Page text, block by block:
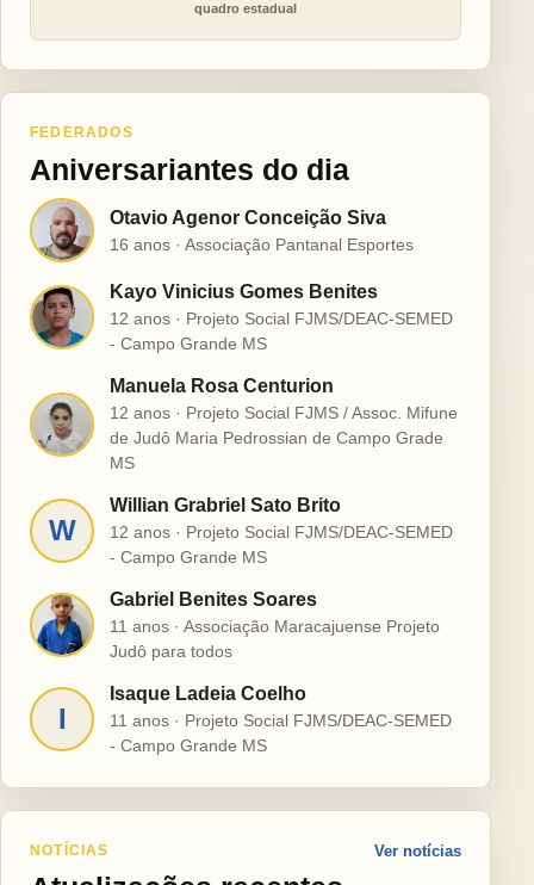
quadro estadual
FEDERADOS
Aniversariantes do dia
O Otavio Agenor Conceição Siva
16 anos · Associação Pantanal Esportes
K
Kayo Vinicius Gomes Benites
12 anos · Projeto Social FJMS/DEAC-SEMED
- Campo Grande MS
M
Manuela Rosa Centurion
12 anos · Projeto Social FJMS / Assoc. Mifune
de Judô Maria Pedrossian de Campo Grade
MS
W
Willian Grabriel Sato Brito
12 anos · Projeto Social FJMS/DEAC-SEMED
- Campo Grande MS
G
Gabriel Benites Soares
11 anos · Associação Maracajuense Projeto
Judô para todos
I
Isaque Ladeia Coelho
11 anos · Projeto Social FJMS/DEAC-SEMED
- Campo Grande MS
NOTÍCIAS Ver notícias